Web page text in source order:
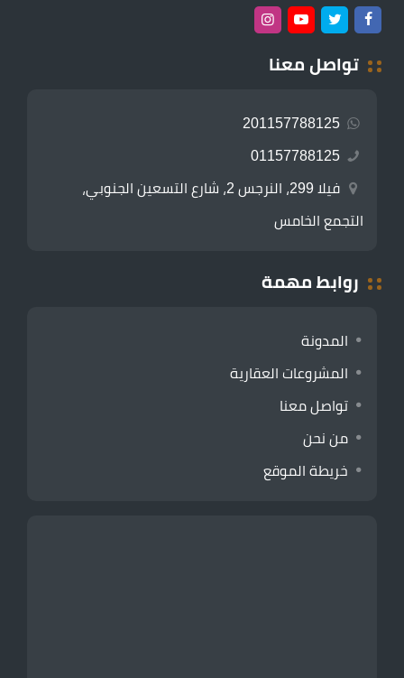
تواصل معنا
201157788125
01157788125
فيلا 299، النرجس 2، شارع التسعين الجنوبي،
التجمع الخامس
روابط مهمة
المدونة
المشروعات العقارية
تواصل معنا
من نحن
خريطة الموقع